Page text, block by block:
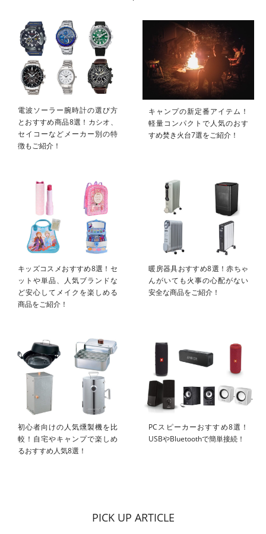
電波ソーラー腕時計の選び方
とおすすめ商品8選！カシオ、
セイコーなどメーカー別の特
徴もご紹介！
キャンプの新定番アイテム！
軽量コンパクトで人気のおす
すめ焚き火台7選をご紹介！
キッズコスメおすすめ8選！セ
ットや単品、人気ブランドな
ど安心してメイクを楽しめる
商品をご紹介！
暖房器具おすすめ8選！赤ちゃ
んがいても火事の心配がない
安全な商品をご紹介！
初心者向けの人気燻製機を比
較！自宅やキャンプで楽しめ
るおすすめ人気8選！
PCスピーカーおすすめ8選！
USBやBluetoothで簡単接続！
PICK UP ARTICLE